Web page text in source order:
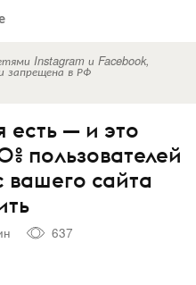
Instagram и Facebook,
запрещена в РФ
есть — и это
пользователей
вашего сайта
637